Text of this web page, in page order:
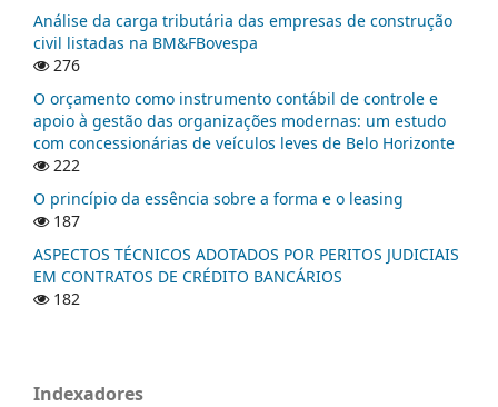
Análise da carga tributária das empresas de construção
civil listadas na BM&FBovespa
276
O orçamento como instrumento contábil de controle e
apoio à gestão das organizações modernas: um estudo
com concessionárias de veículos leves de Belo Horizonte
222
O princípio da essência sobre a forma e o leasing
187
ASPECTOS TÉCNICOS ADOTADOS POR PERITOS JUDICIAIS
EM CONTRATOS DE CRÉDITO BANCÁRIOS
182
Indexadores